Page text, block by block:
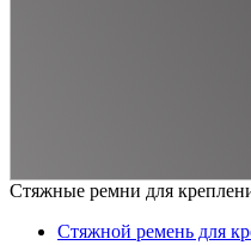
Стяжные ремни для
Стяжной ремень для